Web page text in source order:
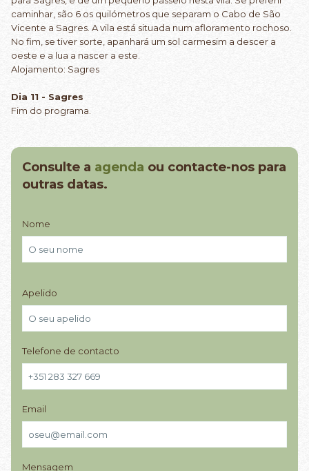
caminhar, são 6 os quilómetros que separam o Cabo de São
Vicente a Sagres. A vila está situada num afloramento rochoso.
No fim, se tiver sorte, apanhará um sol carmesim a descer a
oeste e a lua a nascer a este.
Alojamento: Sagres
Dia 11 - Sagres
Fim do programa.
Consulte a agenda ou contacte-nos para
outras datas.
Nome
Apelido
Telefone de contacto
Email
Mensagem